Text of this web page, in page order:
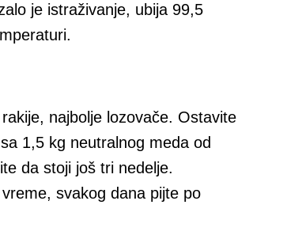
je istraživanje, ubija 99,5
najbolje lozovače. Ostavite
1,5 kg neutralnog meda od
da stoji još tri nedelje.
svakog dana pijte po